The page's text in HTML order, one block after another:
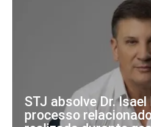
STJ absolve Dr.
processo